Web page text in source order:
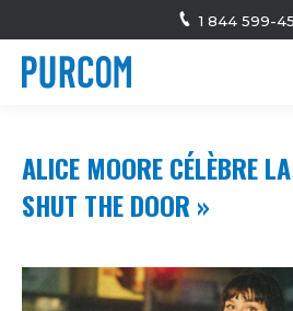
1 844 599-
ALICE MOORE CÉLÈBRE
SHUT THE DOOR »